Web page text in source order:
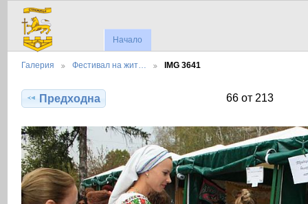
Начало
Галерия Фестивал на жит… IMG 3641
Предходна 66 от 213